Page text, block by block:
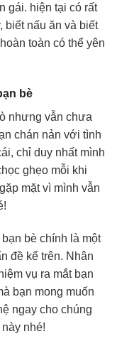
gái. hiện tại có rất
biết nấu ăn và biết
toàn có thể yên
bè
nhưng vẫn chưa
chán nản với tình
chỉ duy nhất mình
ghẹo mỗi khi
mặt vì mình vẫn
bè chính là một
đề kể trên. Nhân
vụ ra mắt bạn
bạn mong muốn
ngay cho chúng
nhé!